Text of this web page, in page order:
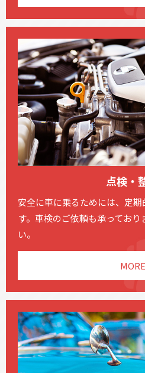
点検・
安全に車に乗るためには、定
す。車検のご依頼も承ってお
い。
MORE